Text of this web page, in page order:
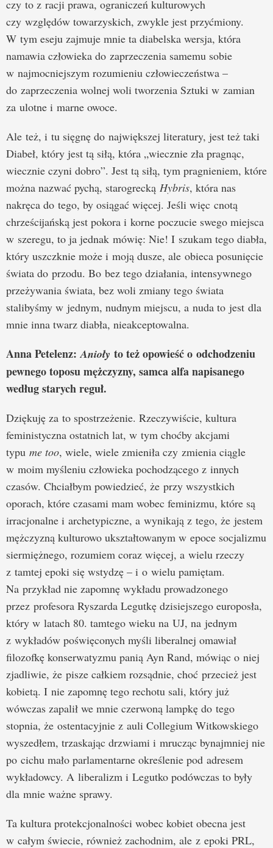
czy to z racji prawa, ograniczeń kulturowych
czy względów towarzyskich, zwykle jest przyćmiony.
W tym eseju zajmuje mnie ta diabelska wersja, która
namawia człowieka do zaprzeczenia samemu sobie
w najmocniejszym rozumieniu człowieczeństwa –
do zaprzeczenia wolnej woli tworzenia Sztuki w zamian
za ulotne i marne owoce.
Ale też, i tu sięgnę do największej literatury, jest też taki
Diabeł, który jest tą siłą, która „wiecznie zła pragnąc,
wiecznie czyni dobro”. Jest tą siłą, tym pragnieniem, które
można nazwać pychą, starogrecką Hybris, która nas
nakręca do tego, by osiągać więcej. Jeśli więc cnotą
chrześcijańską jest pokora i korne poczucie swego miejsca
w szeregu, to ja jednak mówię: Nie! I szukam tego diabła,
który uszczknie może i moją dusze, ale obieca posunięcie
świata do przodu. Bo bez tego działania, intensywnego
przeżywania świata, bez woli zmiany tego świata
stalibyśmy w jednym, nudnym miejscu, a nuda to jest dla
mnie inna twarz diabła, nieakceptowalna.
Anna Petelenz:Anioły to też opowieść o odchodzeniu
pewnego toposu mężczyzny, samca alfa napisanego
według starych reguł.
Dziękuję za to spostrzeżenie. Rzeczywiście, kultura
feministyczna ostatnich lat, w tym choćby akcjami
typu me too, wiele, wiele zmieniła czy zmienia ciągle
w moim myśleniu człowieka pochodzącego z innych
czasów. Chciałbym powiedzieć, że przy wszystkich
oporach, które czasami mam wobec feminizmu, które są
irracjonalne i archetypiczne, a wynikają z tego, że jestem
mężczyzną kulturowo ukształtowanym w epoce socjalizmu
siermiężnego, rozumiem coraz więcej, a wielu rzeczy
z tamtej epoki się wstydzę – i o wielu pamiętam.
Na przykład nie zapomnę wykładu prowadzonego
przez profesora Ryszarda Legutkę dzisiejszego europosła,
który w latach 80. tamtego wieku na UJ, na jednym
z wykładów poświęconych myśli liberalnej omawiał
filozofkę konserwatyzmu panią Ayn Rand, mówiąc o niej
zjadliwie, że pisze całkiem rozsądnie, choć przecież jest
kobietą. I nie zapomnę tego rechotu sali, który już
wówczas zapalił we mnie czerwoną lampkę do tego
stopnia, że ostentacyjnie z auli Collegium Witkowskiego
wyszedłem, trzaskając drzwiami i mrucząc bynajmniej nie
po cichu mało parlamentarne określenie pod adresem
wykładowcy. A liberalizm i Legutko podówczas to były
dla mnie ważne sprawy.
Ta kultura protekcjonalności wobec kobiet obecna jest
w całym świecie, również zachodnim, ale z epoki PRL,